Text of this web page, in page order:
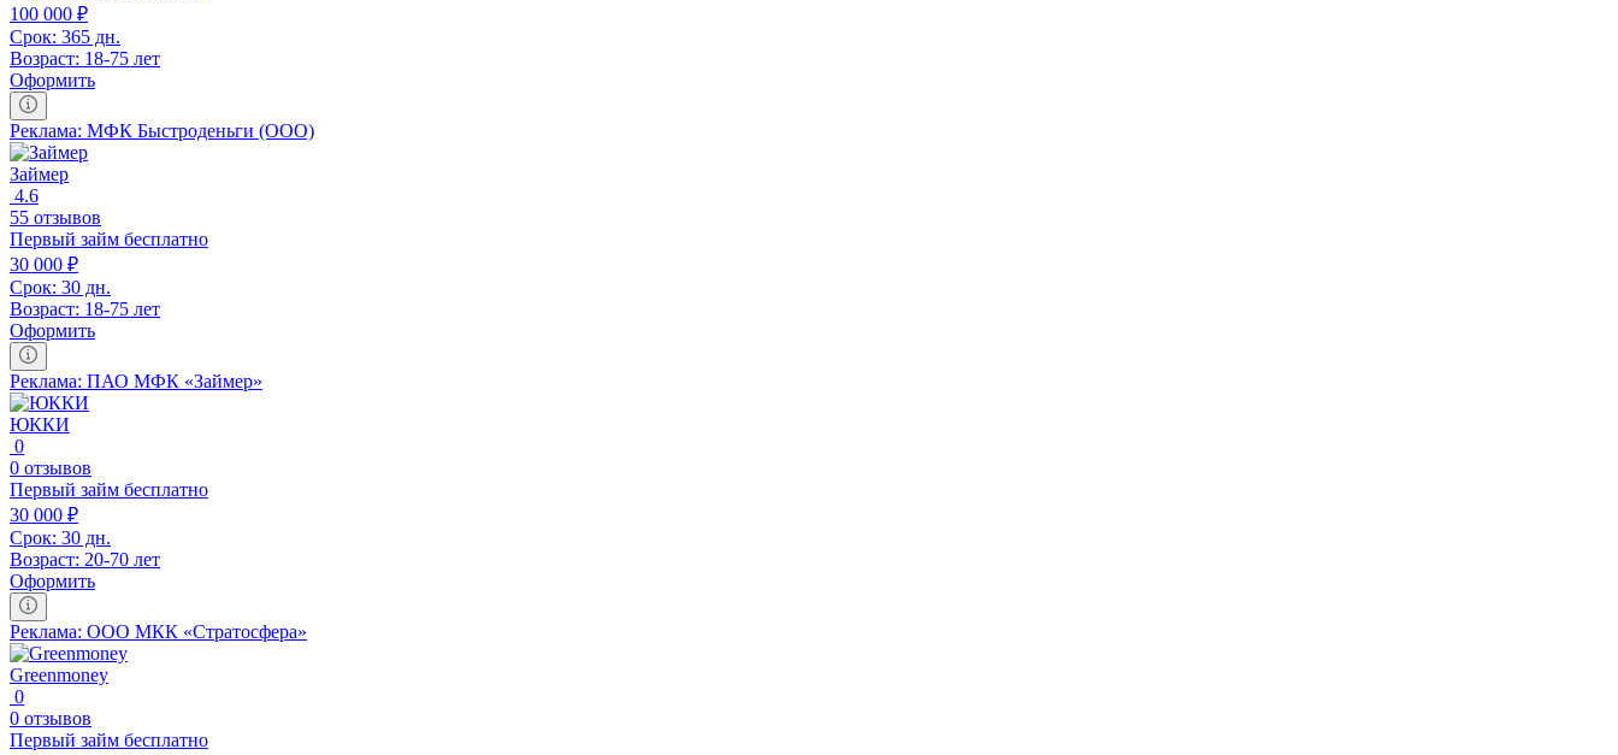
100 000 ₽
Срок: 365 дн.
Возраст: 18-75 лет
Оформить
Реклама: МФК Быстроденьги (ООО)
Займер
4.6
55 отзывов
Первый займ бесплатно
30 000 ₽
Срок: 30 дн.
Возраст: 18-75 лет
Оформить
Реклама: ПАО МФК «Займер»
ЮККИ
0
0 отзывов
Первый займ бесплатно
30 000 ₽
Срок: 30 дн.
Возраст: 20-70 лет
Оформить
Реклама: ООО МКК «Стратосфера»
Greenmoney
0
0 отзывов
Первый займ бесплатно